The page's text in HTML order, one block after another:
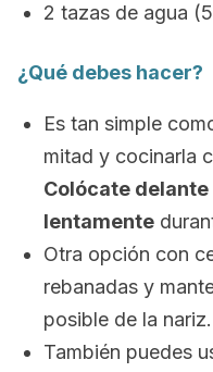
2 tazas de agua
¿Qué debes hacer?
Es tan simple
mitad y cocinarla
Colócate
lentamente
Otra opción con
rebanadas y
posible de la nariz.
También puedes